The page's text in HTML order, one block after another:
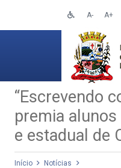
A- A+
“Escrevendo
premia alunos
e estadual de
Início
Notícias